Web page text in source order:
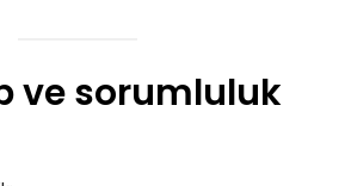
ve sorumluluk